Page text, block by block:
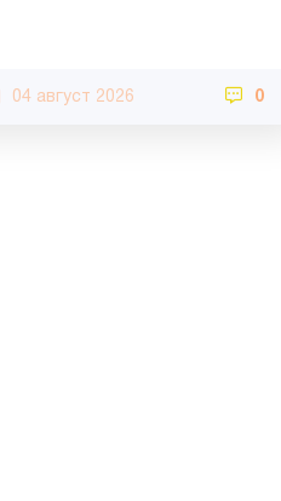
04 август 2026 0